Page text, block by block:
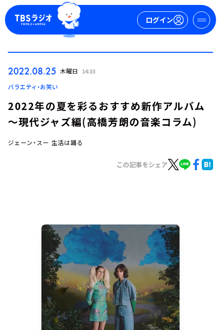
ログイン
ログイン
お知らせ
イベント・グッズ
YouTube
会社情報
2022.08.25 木曜日 14:33
バラエティ・お笑い
2022年の夏を彩るおすすめ新作アルバム
～現代ジャズ編(高橋芳朗の音楽コラム)
ジェーン・スー 生活は踊る
この記事をシェア